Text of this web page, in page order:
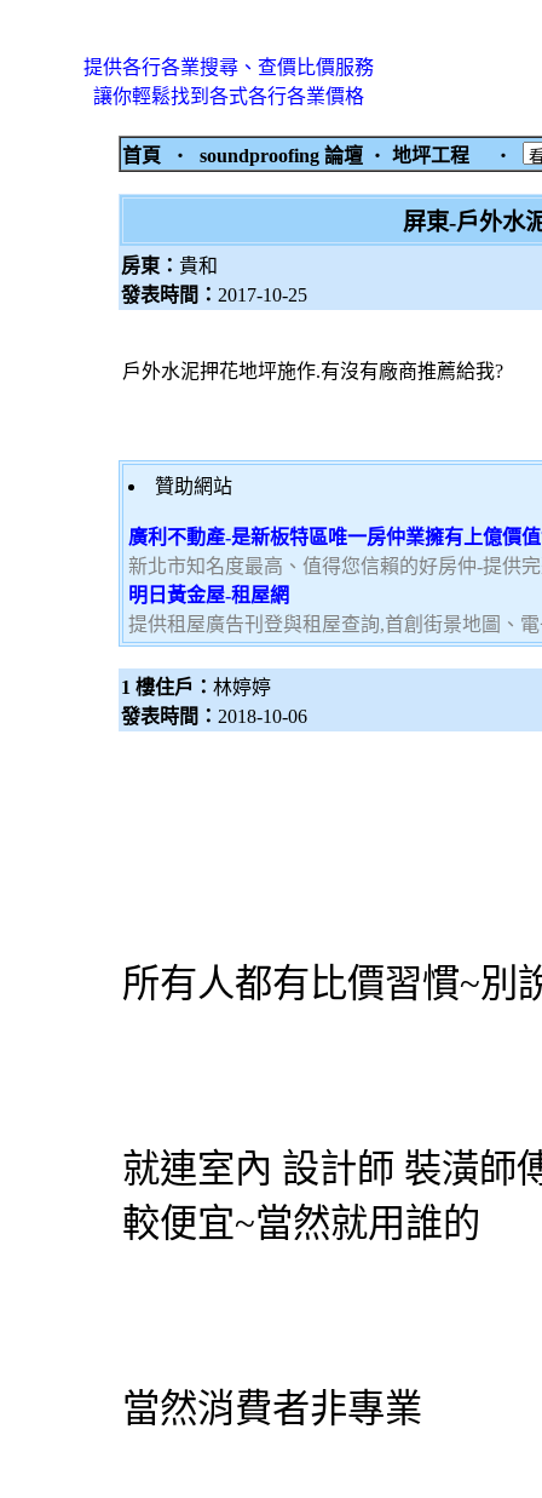
提供各行各業搜尋、查價比價服務
讓你輕鬆找到各式各行各業價格
首頁 ‧ soundproofing 論壇 ‧ 地坪工程 ‧
屏東-戶外水
房東： 貴和
發表時間： 2017-10-25
戶外水泥押花地坪施作.有沒有廠商推薦給我?
贊助網站
廣利不動產-是新板特區唯一房仲業擁有上億價
新北市知名度最高、值得您信賴的好房仲-提供
明日黃金屋-租屋網
提供租屋廣告刊登與租屋查詢,首創街景地圖、
1 樓住戶： 林婷婷
發表時間： 2018-10-06
所有人都有比價習慣~別
就連室內 設計師 裝潢師
較便宜~當然就用誰的
當然消費者非專業